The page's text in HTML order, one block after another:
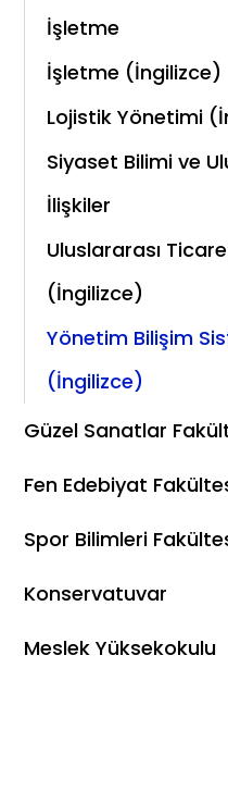
İşletme
İşletme (İngilizce)
Lojistik Yönetimi
Siyaset Bilimi ve
İlişkiler
Uluslararası
(İngilizce)
Yönetim Bilişim
(İngilizce)
Güzel Sanatlar
Fen Edebiyat
Spor Bilimleri
Konservatuvar
Meslek Yüksekokulu